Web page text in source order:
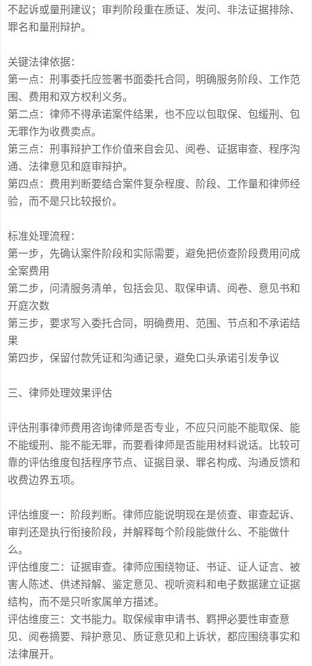
不起诉或量刑建议；审判阶段重在质证、发问、非法证据排除、
罪名和量刑辩护。
关键法律依据：
第一点：刑事委托应签署书面委托合同，明确服务阶段、工作范
围、费用和双方权利义务。
第二点：律师不得承诺案件结果，也不应以包取保、包缓刑、包
无罪作为收费卖点。
第三点：刑事辩护工作价值来自会见、阅卷、证据审查、程序沟
通、法律意见和庭审辩护。
第四点：费用判断要结合案件复杂程度、阶段、工作量和律师经
验，而不是只比较报价。
标准处理流程：
第一步，先确认案件阶段和实际需要，避免把侦查阶段费用问成
全案费用
第二步，问清服务清单，包括会见、取保申请、阅卷、意见书和
开庭次数
第三步，要求写入委托合同，明确费用、范围、节点和不承诺结
果
第四步，保留付款凭证和沟通记录，避免口头承诺引发争议
三、律师处理效果评估
评估刑事律师费用咨询律师是否专业，不应只问能不能取保、能
不能缓刑、能不能无罪，而要看律师是否能用材料说话。比较可
靠的评估维度包括程序节点、证据目录、罪名构成、沟通反馈和
收费边界五项。
评估维度一：阶段判断。律师应能说明现在是侦查、审查起诉、
审判还是执行衔接阶段，并解释每个阶段能做什么、不能做什
么。
评估维度二：证据审查。律师应围绕物证、书证、证人证言、被
害人陈述、供述辩解、鉴定意见、视听资料和电子数据建立证据
结构，而不是只听家属单方描述。
评估维度三：文书能力。取保候审申请书、羁押必要性审查意
见、阅卷摘要、辩护意见、质证意见和上诉状，都应围绕事实和
法律展开。